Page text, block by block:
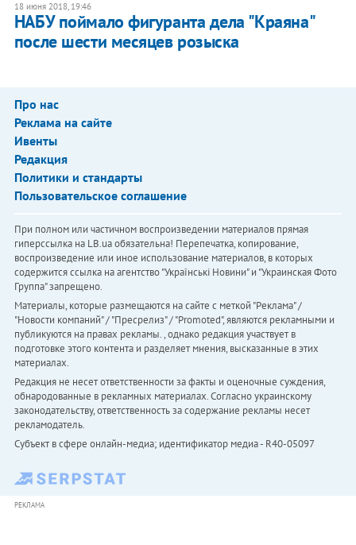
18 июня 2018, 19:46
НАБУ поймало фигуранта дела "Краяна"
после шести месяцев розыска
Про нас
Реклама на сайте
Ивенты
Редакция
Политики и стандарты
Пользовательское соглашение
При полном или частичном воспроизведении материалов прямая
гиперссылка на LB.ua обязательна! Перепечатка, копирование,
воспроизведение или иное использование материалов, в которых
содержится ссылка на агентство "Українськi Новини" и "Украинская Фото
Группа" запрещено.
Материалы, которые размещаются на сайте с меткой "Реклама" /
"Новости компаний" / "Пресрелиз" / "Promoted", являются рекламными и
публикуются на правах рекламы. , однако редакция участвует в
подготовке этого контента и разделяет мнения, высказанные в этих
материалах.
Редакция не несет ответственности за факты и оценочные суждения,
обнародованные в рекламных материалах. Согласно украинскому
законодательству, ответственность за содержание рекламы несет
рекламодатель.
Субъект в сфере онлайн-медиа; идентификатор медиа - R40-05097
РЕКЛАМА